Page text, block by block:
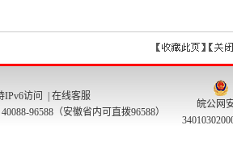
IPv6访问 | 在线客服
96588（安徽省内可直拨96588）
皖公网